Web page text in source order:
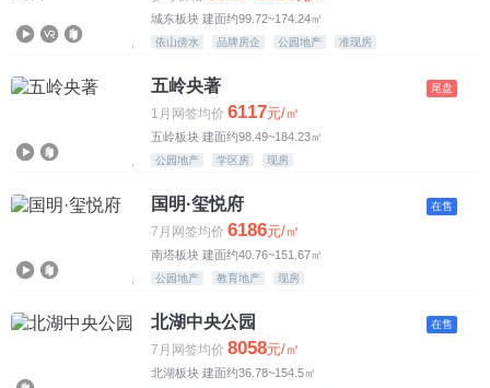
城东板块 建面约99.72~174.24㎡
依山傍水 品牌房企 公园地产 准现房
五岭央著
1月网签均价 6117元/㎡
五岭板块 建面约98.49~184.23㎡
公园地产 学区房 现房
尾盘
国明·玺悦府
7月网签均价 6186元/㎡
南塔板块 建面约40.76~151.67㎡
公园地产 教育地产 现房
在售
北湖中央公园
7月网签均价 8058元/㎡
北湖板块 建面约36.78~154.5㎡
在售